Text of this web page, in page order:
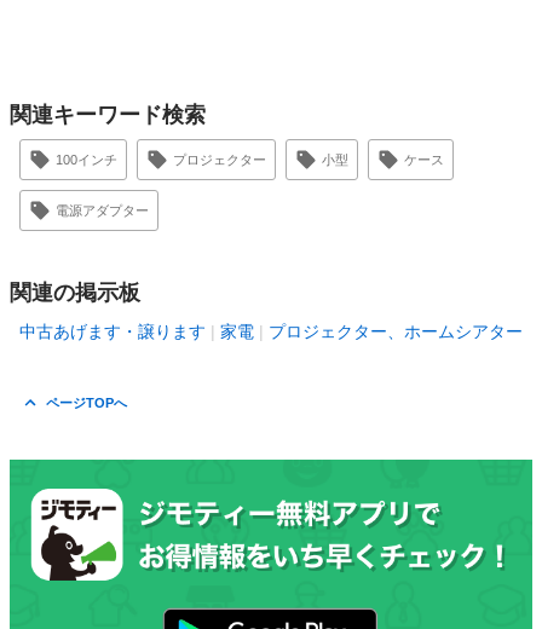
関連キーワード検索
100インチ プロジェクター 小型 ケース
電源アダプター
関連の掲示板
中古あげます・譲ります 家電 プロジェクター、ホームシアター
ページTOPへ